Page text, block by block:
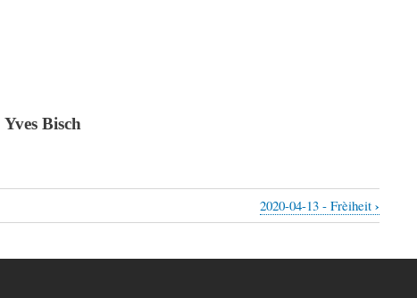
Yves Bisch
2020-04-13 - Frèiheit ›